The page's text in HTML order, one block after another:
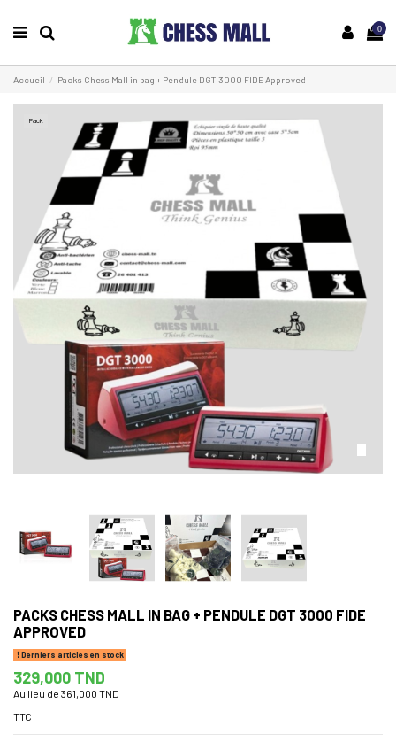
0
Accueil Packs Chess Mall in bag + Pendule DGT 3000 FIDE Approved
Pack
PACKS CHESS MALL IN BAG + PENDULE DGT 3000 FIDE
APPROVED
Derniers articles en stock
329,000 TND
Au lieu de 361,000 TND
TTC